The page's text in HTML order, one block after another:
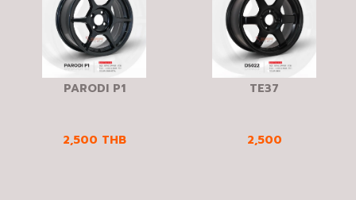
PARODI P1
2,500 THB
TE37
2,500